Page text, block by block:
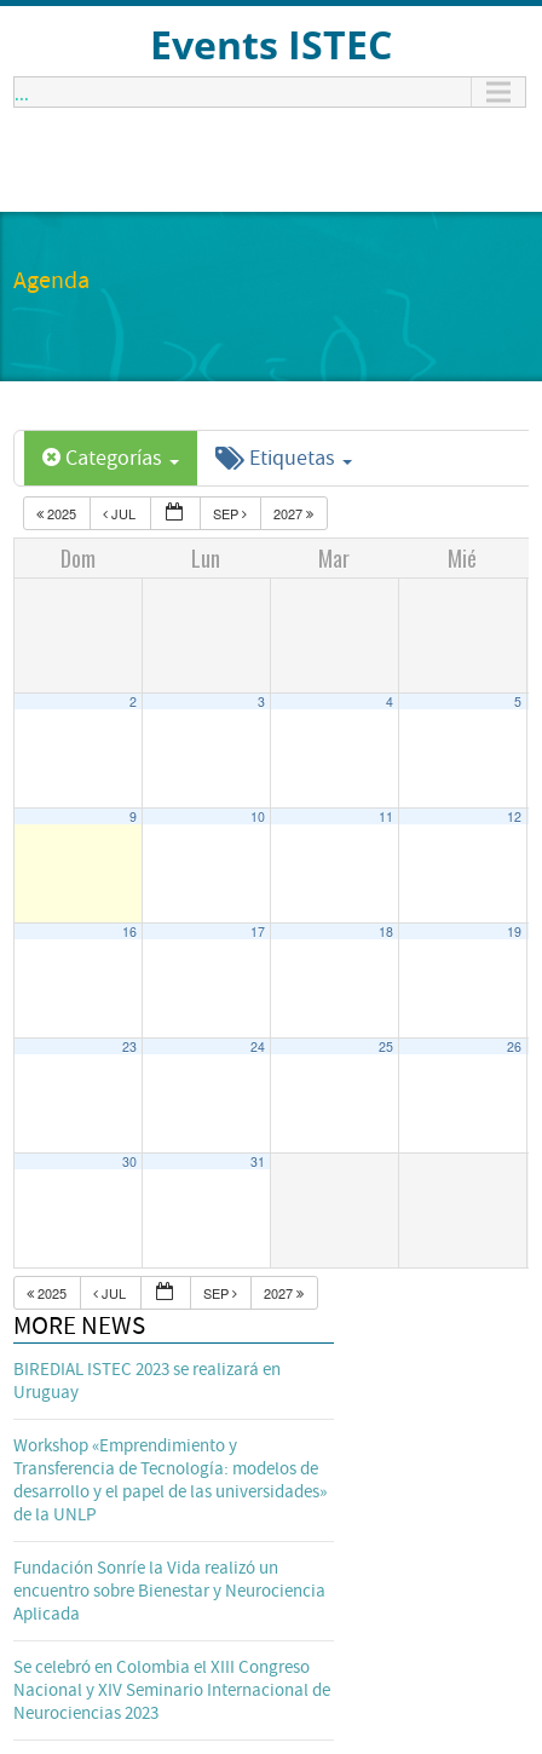
Events ISTEC
...
Agenda
Categorías Etiquetas
2025 JUL SEP 2027
Dom Lun Mar Mié
2 3 4 5
9 10 11 12
16 17 18 19
23 24 25 26
30 31
2025 JUL SEP 2027
MORE NEWS
BIREDIAL ISTEC 2023 se realizará en
Uruguay
Workshop «Emprendimiento y
Transferencia de Tecnología: modelos de
desarrollo y el papel de las universidades»
de la UNLP
Fundación Sonríe la Vida realizó un
encuentro sobre Bienestar y Neurociencia
Aplicada
Se celebró en Colombia el XIII Congreso
Nacional y XIV Seminario Internacional de
Neurociencias 2023